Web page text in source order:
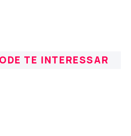
TE INTERESSAR